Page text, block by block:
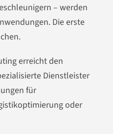
– werden
Die erste
erreicht den
Dienstleister
für
oder